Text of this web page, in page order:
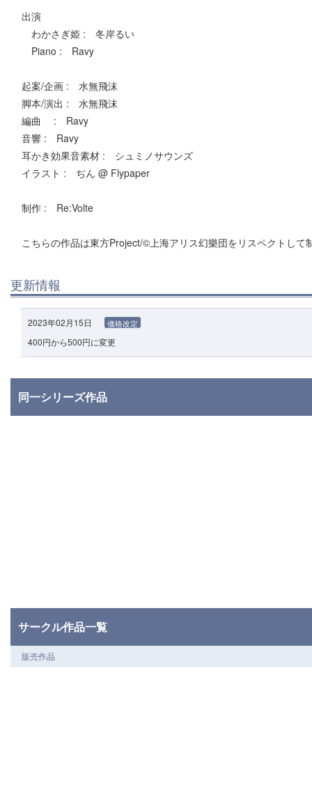
出演
わかさぎ姫 : 冬岸るい
Piano : Ravy
起案/企画 : 水無飛沫
脚本/演出 : 水無飛沫
編曲 : Ravy
音響 : Ravy
耳かき効果音素材 : シュミノサウンズ
イラスト : ぢん @ Flypaper
制作 : Re:Volte
こちらの作品は東方Project/©上海アリス幻樂団をリスペクトして
更新情報
2023年02月15日 価格改定
400円から500円に変更
同一シリーズ作品
サークル作品一覧
販売作品